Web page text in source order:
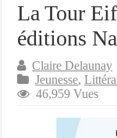
La Tour
éditions
Claire Delaunay
Jeunesse,
46,959 Vues